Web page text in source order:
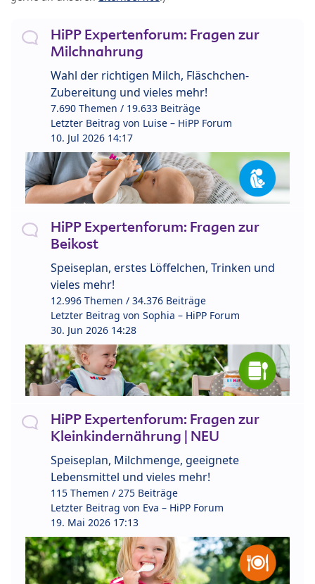
HiPP Expertenforum: Fragen zur
Milchnahrung
Wahl der richtigen Milch, Fläschchen-
Zubereitung und vieles mehr!
7.690 Themen / 19.633 Beiträge
Letzter Beitrag von Luise – HiPP Forum
10. Jul 2026 14:17
HiPP Expertenforum: Fragen zur
Beikost
Speiseplan, erstes Löffelchen, Trinken und
vieles mehr!
12.996 Themen / 34.376 Beiträge
Letzter Beitrag von Sophia – HiPP Forum
30. Jun 2026 14:28
HiPP Expertenforum: Fragen zur
Kleinkindernährung | NEU
Speiseplan, Milchmenge, geeignete
Lebensmittel und vieles mehr!
115 Themen / 275 Beiträge
Letzter Beitrag von Eva – HiPP Forum
19. Mai 2026 17:13